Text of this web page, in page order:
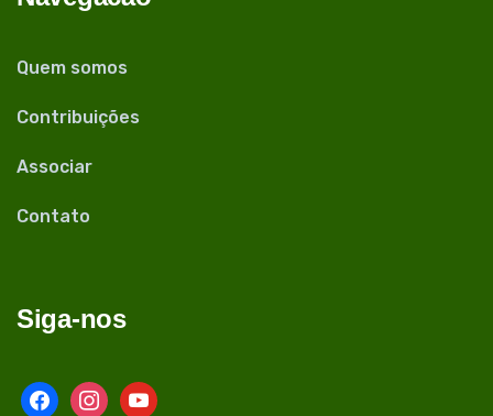
Quem somos
Contribuições
Associar
Contato
Siga-nos
facebookinstagram
youtube